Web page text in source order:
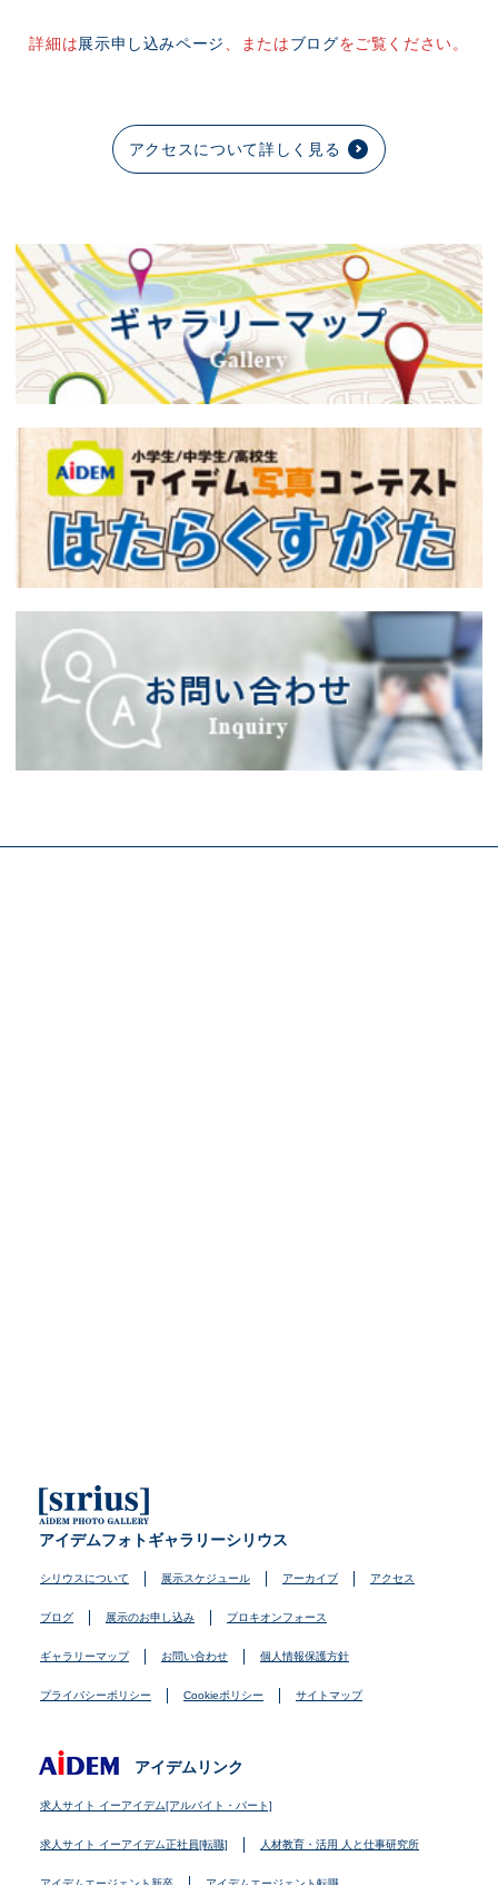
詳細は展示申し込みページ 、またはブログをご覧ください。
アクセスについて詳しく見る
アイデムフォトギャラリーシリウス
シリウスについて 展示スケジュール アーカイブ アクセス
ブログ 展示のお申し込み プロキオンフォース
ギャラリーマップ お問い合わせ 個人情報保護方針
プライバシーポリシー Cookieポリシー サイトマップ
アイデムリンク
求人サイト イーアイデム[アルバイト・パート]
求人サイト イーアイデム正社員[転職] 人材教育・活用 人と仕事研究所